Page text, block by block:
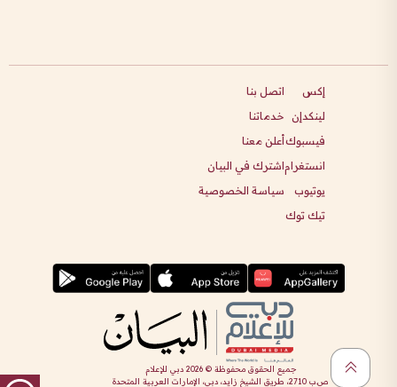
إكس
لينكدإن
فيسبوك
انستغرام
يوتيوب
تيك توك
اتصل بنا
خدماتنا
أعلن معنا
اشترك في البيان
سياسة الخصوصية
جميع الحقوق محفوظة ©2026 دبي للإعلام
ص.ب 2710، طريق الشيخ زايد، دبي، الإمارات العربية المتحدة